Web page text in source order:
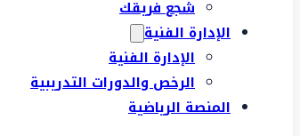
شجع فريقك
الإدارة الفنية
الإدارة الفنية
الرخص والدورات التدريبية
المنصة الرياضية